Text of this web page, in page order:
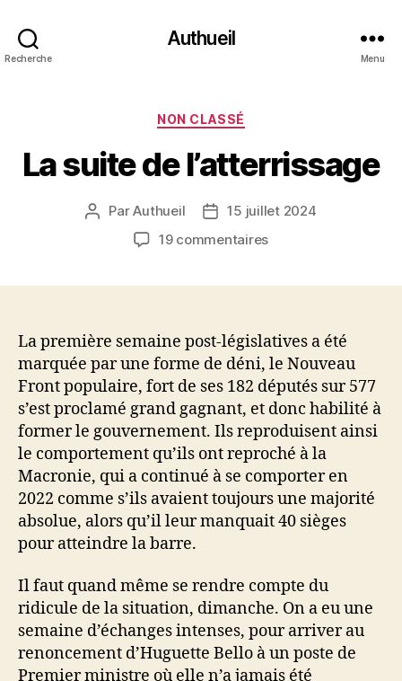
Recherche
Authueil
Menu
Catégories
NON CLASSÉ
La suite de l’atterrissage
Auteur
l’article
ParAuthueil
Date15 juillet 2024
19 commentairessur
La première semaine post-législatives a été
marquée par une forme de déni, le Nouveau
Front populaire, fort de ses 182 députés sur 577
s’est proclamé grand gagnant, et donc habilité à
former le gouvernement. Ils reproduisent ainsi
le comportement qu’ils ont reproché à la
Macronie, qui a continué à se comporter en
2022 comme s’ils avaient toujours une majorité
absolue, alors qu’il leur manquait 40 sièges
pour atteindre la barre.
Il faut quand même se rendre compte du
ridicule de la situation, dimanche. On a eu une
semaine d’échanges intenses, pour arriver au
renoncement d’Huguette Bello à un poste de
Premier ministre où elle n’a jamais été